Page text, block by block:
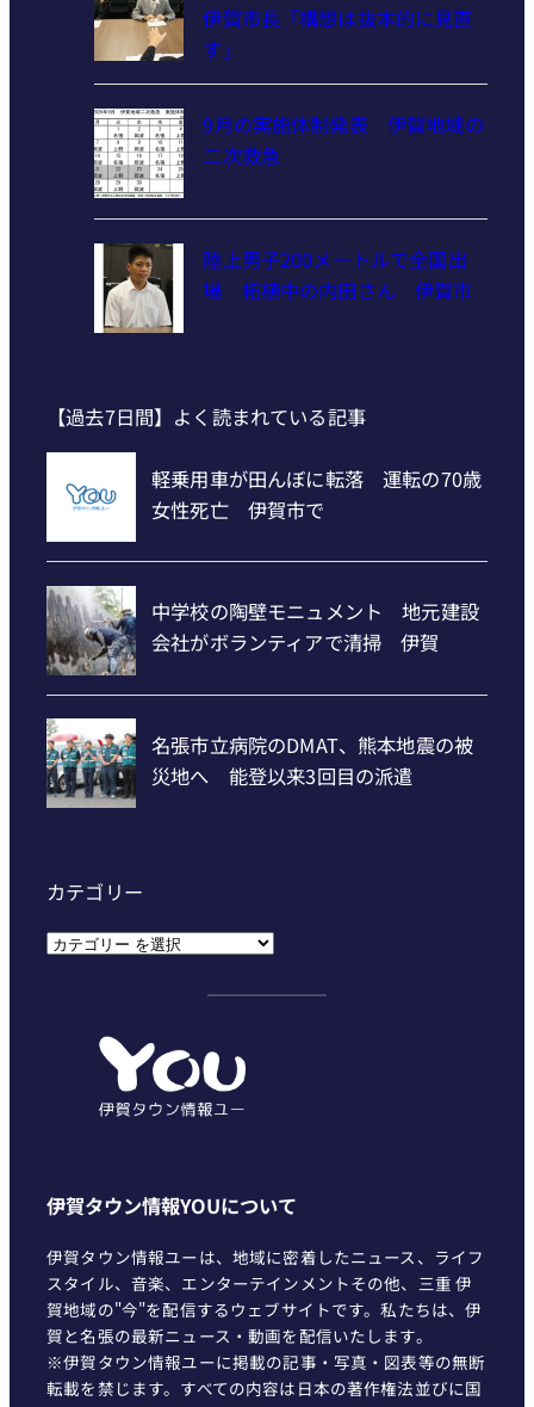
伊賀市長「構想は抜本的に見直
す」
9月の実施体制発表 伊賀地域の
二次救急
陸上男子200メートルで全国出
場 柘植中の内田さん 伊賀市
【過去7日間】よく読まれている記事
カテゴリー
カ
伊賀タウン情報YOUについて
伊賀タウン情報ユーは、地域に密着したニュース、ライフ
スタイル、音楽、エンターテインメントその他、三重 伊
賀地域の"今"を配信するウェブサイトです。私たちは、伊
賀と名張の最新ニュース・動画を配信いたします。
※伊賀タウン情報ユーに掲載の記事・写真・図表等の無断
転載を禁じます。すべての内容は日本の著作権法並びに国